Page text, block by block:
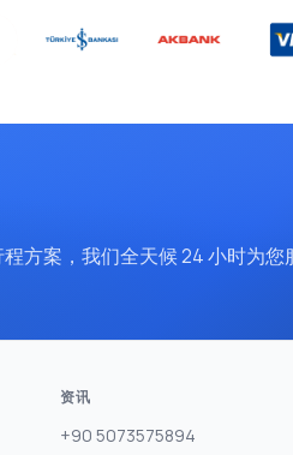
方案，我们全天候 24 小时为您
资讯
+90 5073575894